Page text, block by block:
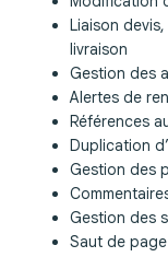
Liaison
livraison
Gestion des
Alertes de
Références
Duplication
Gestion des
Gestion des
Saut de page